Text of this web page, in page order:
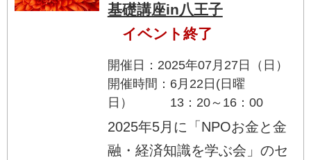
基礎講座in八王子
イベント終了
開催日：2025年07月27日（日）
開催時間：6月22日(日曜
日） 13：20～16：00
2025年5月に「NPOお金と金
融・経済知識を学ぶ会」のセ